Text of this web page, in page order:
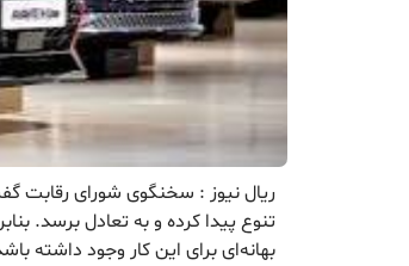
ریال نیوز : سخنگوی شورای رقابت
تنوع پیدا کرده و به تعادل برسد.
بهانه‌ای برای این کار وجود داشته